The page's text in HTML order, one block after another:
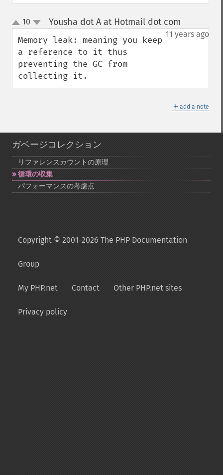
up
down
10 Yousha dot A at Hotmail dot com
11 years ago
Memory leak: meaning you keep
a reference to it thus
preventing the GC from
collecting it.
＋ add a note
ガベージコレクション
リファレンスカウントの原理
循環の収集
パフォーマンスの考慮点
Copyright © 2001-2026 The PHP Documentation
Group
My PHP.net Contact Other PHP.net sites
Privacy policy